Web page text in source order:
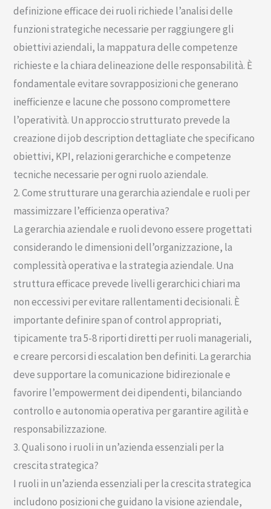
definizione efficace dei ruoli richiede l’analisi delle
funzioni strategiche necessarie per raggiungere gli
obiettivi aziendali, la mappatura delle competenze
richieste e la chiara delineazione delle responsabilità. È
fondamentale evitare sovrapposizioni che generano
inefficienze e lacune che possono compromettere
l’operatività. Un approccio strutturato prevede la
creazione di job description dettagliate che specificano
obiettivi, KPI, relazioni gerarchiche e competenze
tecniche necessarie per ogni ruolo aziendale.
2. Come strutturare una gerarchia aziendale e ruoli per
massimizzare l’efficienza operativa?
La gerarchia aziendale e ruoli devono essere progettati
considerando le dimensioni dell’organizzazione, la
complessità operativa e la strategia aziendale. Una
struttura efficace prevede livelli gerarchici chiari ma
non eccessivi per evitare rallentamenti decisionali. È
importante definire span of control appropriati,
tipicamente tra 5-8 riporti diretti per ruoli manageriali,
e creare percorsi di escalation ben definiti. La gerarchia
deve supportare la comunicazione bidirezionale e
favorire l’empowerment dei dipendenti, bilanciando
controllo e autonomia operativa per garantire agilità e
responsabilizzazione.
3. Quali sono i ruoli in un’azienda essenziali per la
crescita strategica?
I ruoli in un’azienda essenziali per la crescita strategica
includono posizioni che guidano la visione aziendale,